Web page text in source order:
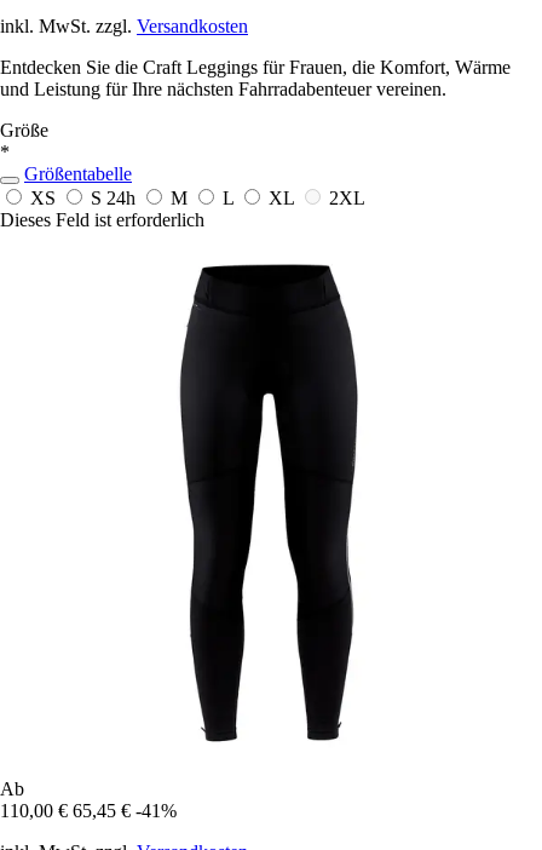
inkl. MwSt. zzgl. Versandkosten
Entdecken Sie die Craft Leggings für Frauen, die Komfort, Wärme
und Leistung für Ihre nächsten Fahrradabenteuer vereinen.
Größe
*
Größentabelle
XS
S 24h M L XL
2XL
Dieses Feld ist erforderlich
Ab
110,00 € 65,45 € -41%